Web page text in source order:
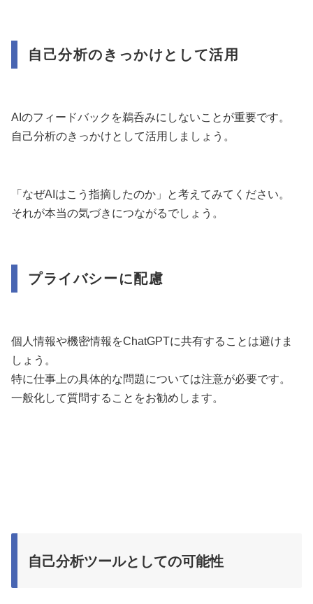
自己分析のきっかけとして活用
AIのフィードバックを鵜呑みにしないことが重要です。
自己分析のきっかけとして活用しましょう。
「なぜAIはこう指摘したのか」と考えてみてください。
それが本当の気づきにつながるでしょう。
プライバシーに配慮
個人情報や機密情報をChatGPTに共有することは避けま
しょう。
特に仕事上の具体的な問題については注意が必要です。
一般化して質問することをお勧めします。
自己分析ツールとしての可能性